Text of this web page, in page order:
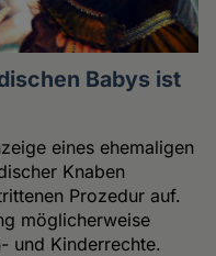
Babys ist
eines ehemaligen
Knaben
Prozedur auf.
möglicherweise
und Kinderrechte.